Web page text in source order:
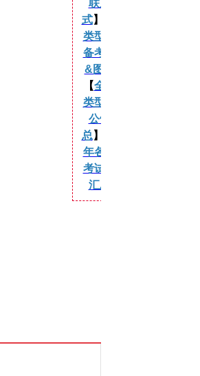
联系方
式】 【
类型考试
备考课程
&图书
【全年各
类型考试
公告汇
总 】 【
年各类型
考试公告
汇总